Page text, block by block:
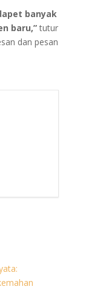
banyak
baru,”tutur
dan pesan